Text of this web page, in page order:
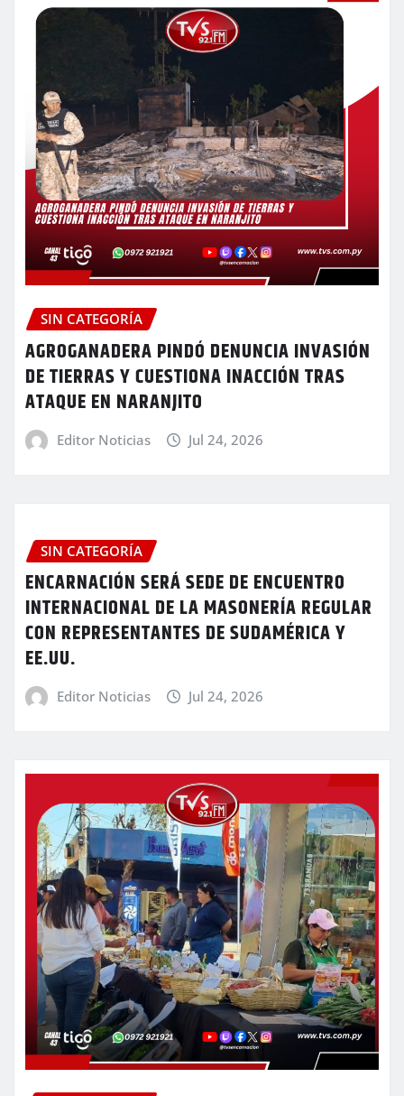
SIN CATEGORÍA
AGROGANADERA PINDÓ DENUNCIA INVASIÓN
DE TIERRAS Y CUESTIONA INACCIÓN TRAS
ATAQUE EN NARANJITO
Editor Noticias Jul 24, 2026
SIN CATEGORÍA
ENCARNACIÓN SERÁ SEDE DE ENCUENTRO
INTERNACIONAL DE LA MASONERÍA REGULAR
CON REPRESENTANTES DE SUDAMÉRICA Y
EE.UU.
Editor Noticias Jul 24, 2026